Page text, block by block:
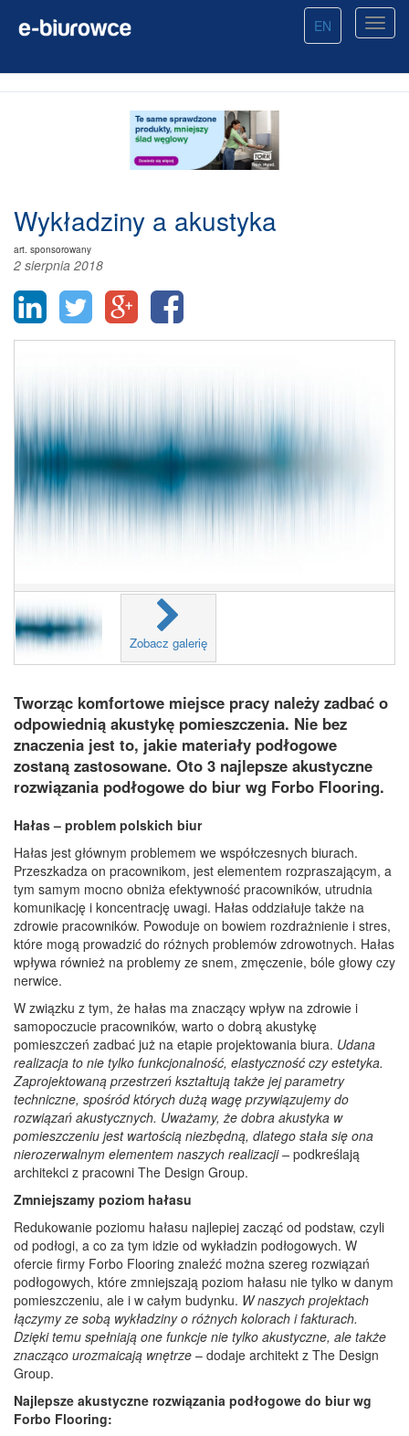
EN
Wykładziny a akustyka
art. sponsorowany
2 sierpnia 2018
Zobacz galerię
Tworząc komfortowe miejsce pracy należy zadbać o
odpowiednią akustykę pomieszczenia. Nie bez
znaczenia jest to, jakie materiały podłogowe
zostaną zastosowane. Oto 3 najlepsze akustyczne
rozwiązania podłogowe do biur wg Forbo Flooring.
Hałas – problem polskich biur
Hałas jest głównym problemem we współczesnych biurach.
Przeszkadza on pracownikom, jest elementem rozpraszającym, a
tym samym mocno obniża efektywność pracowników, utrudnia
komunikację i koncentrację uwagi. Hałas oddziałuje także na
zdrowie pracowników. Powoduje on bowiem rozdrażnienie i stres,
które mogą prowadzić do różnych problemów zdrowotnych. Hałas
wpływa również na problemy ze snem, zmęczenie, bóle głowy czy
nerwice.
W związku z tym, że hałas ma znaczący wpływ na zdrowie i
samopoczucie pracowników, warto o dobrą akustykę
pomieszczeń zadbać już na etapie projektowania biura. Udana
realizacja to nie tylko funkcjonalność, elastyczność czy estetyka.
Zaprojektowaną przestrzeń kształtują także jej parametry
techniczne, spośród których dużą wagę przywiązujemy do
rozwiązań akustycznych. Uważamy, że dobra akustyka w
pomieszczeniu jest wartością niezbędną, dlatego stała się ona
nierozerwalnym elementem naszych realizacji– podkreślają
architekci z pracowni The Design Group.
Zmniejszamy poziom hałasu
Redukowanie poziomu hałasu najlepiej zacząć od podstaw, czyli
od podłogi, a co za tym idzie od wykładzin podłogowych. W
ofercie firmy Forbo Flooring znaleźć można szereg rozwiązań
podłogowych, które zmniejszają poziom hałasu nie tylko w danym
pomieszczeniu, ale i w całym budynku. W naszych projektach
łączymy ze sobą wykładziny o różnych kolorach i fakturach.
Dzięki temu spełniają one funkcje nie tylko akustyczne, ale także
znacząco urozmaicają wnętrze – dodaje architekt z The Design
Group.
Najlepsze akustyczne rozwiązania podłogowe do biur wg
Forbo Flooring: